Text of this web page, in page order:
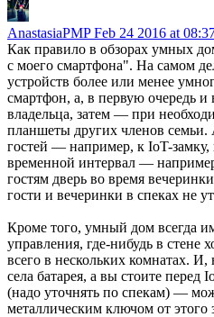
AnastasiaPMPFeb 24 2016 at
Как правило в обзорах умных
с моего смартфона". На самом
устройств более или менее
смартфон, а, в первую очередь
владельца, затем — при
планшеты других членов семьи.
гостей — например, к IoT-
временной интервал —
гостям дверь во время
гости и вечеринки в спеках не
Кроме того, умный дом всегда
управления, где-нибудь в стене
всего в нескольких комнатах.
села батарея, а вы стоите перед
(надо уточнять по спекам) —
металлическим ключом от этого